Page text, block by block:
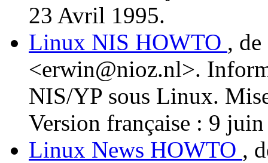
23 Avril 1995.
Linux NIS HOWTO ,
<erwin@nioz.nl>.
NIS/YP sous Linux.
Version française : 9
Linux News HOWTO ,